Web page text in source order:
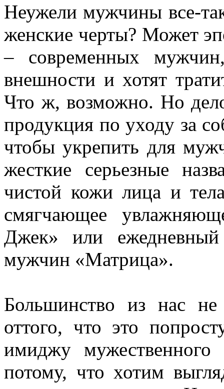
Неужели мужчины все-
женские черты? Может
– современных
внешности и хотят
Что ж, возможно. Но
продукция по уходу за
чтобы укрепить для
жесткие серьезные
чистой кожи лица и
смягчающее
Джек» или
мужчин «Матрица».
Большинство из нас
оттого, что это
имиджу
потому, что хотим